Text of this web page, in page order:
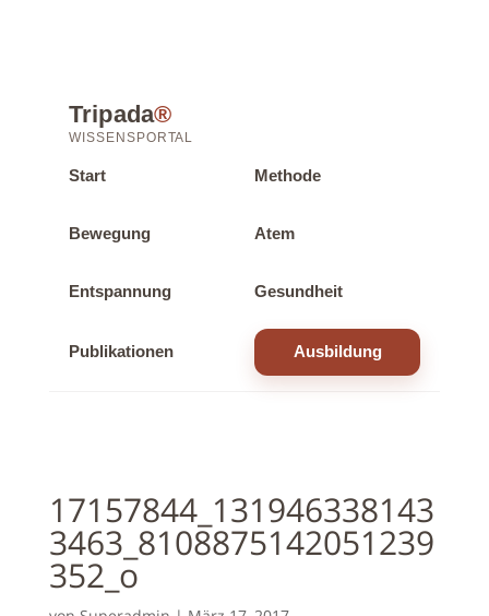
Tripada®
WISSENSPORTAL
Start Methode
Bewegung Atem
Entspannung Gesundheit
Publikationen Ausbildung
17157844_131946338143
3463_8108875142051239
352_o